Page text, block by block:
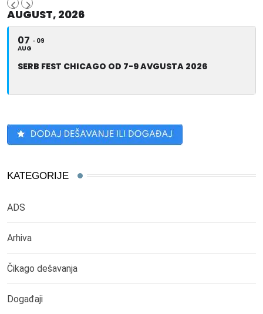
AUGUST, 2026
07
AUG
09
SERB FEST CHICAGO OD 7-9 AVGUSTA 2026
KATEGORIJE
ADS
Arhiva
Čikago dešavanja
Događaji